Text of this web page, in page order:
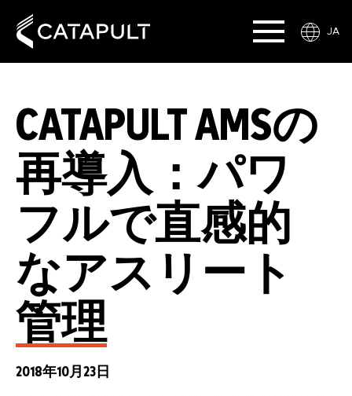
JA
CATAPULT AMSの
再導入：パワ
フルで直感的
なアスリート
管理
2018年10月23日